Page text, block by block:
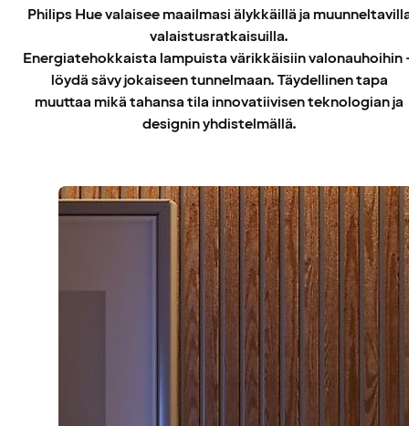
Philips Hue valaisee maailmasi älykkäillä ja
valaistusratkaisuilla.
Energiatehokkaista lampuista värikkäisiin valonauhoihin
löydä sävy jokaiseen tunnelmaan. Täydellinen tapa
muuttaa mikä tahansa tila innovatiivisen teknologian ja
designin yhdistelmällä.